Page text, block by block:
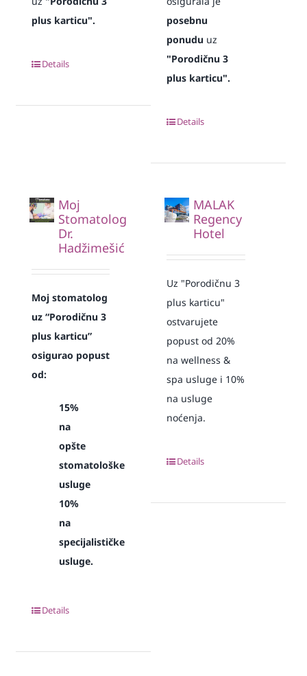
plus karticu".
Details
posebnu
ponudu uz
"Porodičnu 3
plus karticu".
Details
Moj
Stomatolog
Dr.
Hadžimešić
Moj stomatolog
uz “Porodičnu 3
plus karticu”
osigurao popust
od:
15%
na
opšte
stomatološke
usluge
10%
na
specijalističke
usluge.
Details
MALAK
Regency
Hotel
Uz "Porodičnu 3
plus karticu"
ostvarujete
popust od 20%
na wellness &
spa usluge i 10%
na usluge
noćenja.
Details